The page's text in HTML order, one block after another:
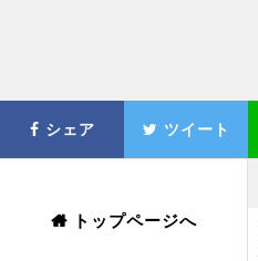
シェア ツイート
トップページへ